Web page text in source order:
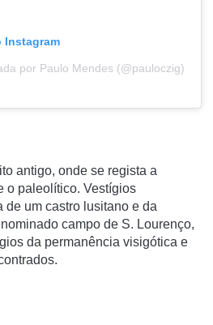
Instagram
por Paulo Mendes (@pauloczig)
antigo, onde se regista a
o paleolítico. Vestígios
um castro lusitano e da
campo de S. Lourenço,
da permanência visigótica e